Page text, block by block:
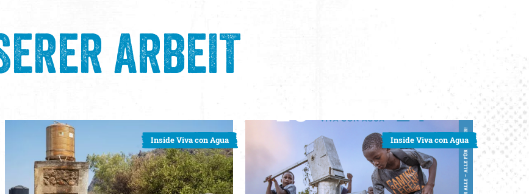
ARBEIT
Inside Viva con Agua Inside Viva con Agua